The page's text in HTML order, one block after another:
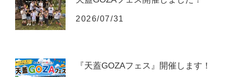
2026/07/31
『天蓋GOZAフェス』開催します！